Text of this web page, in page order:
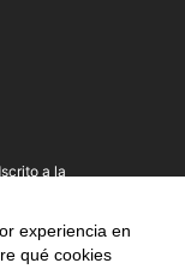
a la
experiencia en
qué cookies